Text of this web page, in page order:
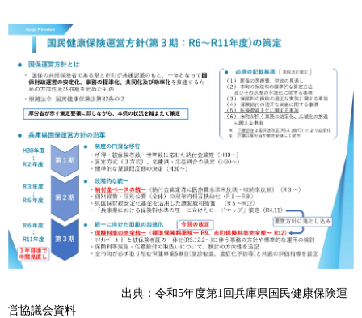
出典：令和5年度第1回兵庫県国民健康保険運
営協議会資料